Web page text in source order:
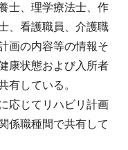
士、理学療法士、作
、看護職員、介護職
画の内容等の情報そ
康状態および入所者
有している。
応じてリハビリ計画
係職種間で共有して